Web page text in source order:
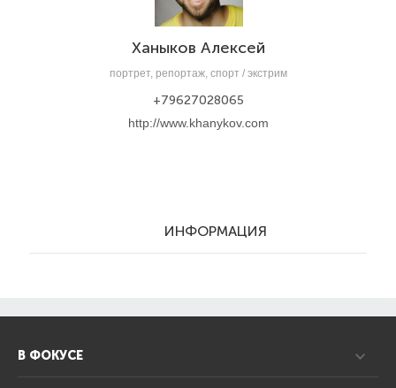
Ханыков Алексей
портрет, репортаж, спорт / экстрим
+79627028065
http://www.khanykov.com
ИНФОРМАЦИЯ
В ФОКУСЕ